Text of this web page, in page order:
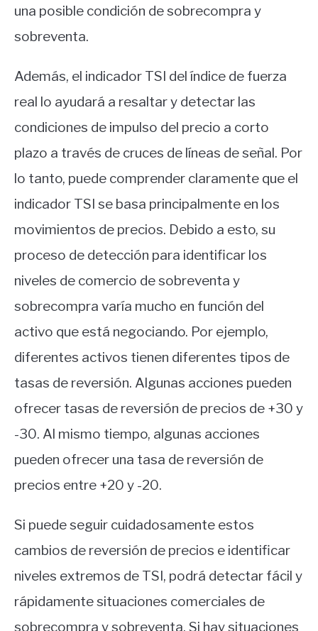
una posible condición de sobrecompra y
sobreventa.
Además, el indicador TSI del índice de fuerza
real lo ayudará a resaltar y detectar las
condiciones de impulso del precio a corto
plazo a través de cruces de líneas de señal. Por
lo tanto, puede comprender claramente que el
indicador TSI se basa principalmente en los
movimientos de precios. Debido a esto, su
proceso de detección para identificar los
niveles de comercio de sobreventa y
sobrecompra varía mucho en función del
activo que está negociando. Por ejemplo,
diferentes activos tienen diferentes tipos de
tasas de reversión. Algunas acciones pueden
ofrecer tasas de reversión de precios de +30 y
-30. Al mismo tiempo, algunas acciones
pueden ofrecer una tasa de reversión de
precios entre +20 y -20.
Si puede seguir cuidadosamente estos
cambios de reversión de precios e identificar
niveles extremos de TSI, podrá detectar fácil y
rápidamente situaciones comerciales de
sobrecompra y sobreventa. Si hay situaciones